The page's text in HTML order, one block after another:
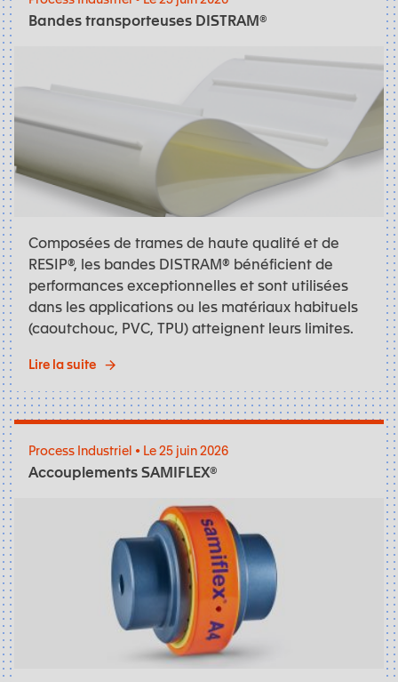
Bandes transporteuses DISTRAM®
Composées de trames de haute qualité et de
RESIP®, les bandes DISTRAM® bénéficient de
performances exceptionnelles et sont utilisées
dans les applications ou les matériaux habituels
(caoutchouc, PVC, TPU) atteignent leurs limites.
Lire la suite
Process Industriel • Le 25 juin 2026
Accouplements SAMIFLEX®